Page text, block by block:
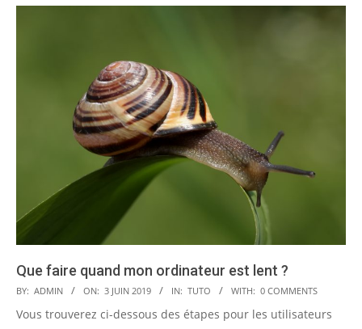
Que faire quand mon ordinateur est lent ?
2019-
06-
BY: ADMIN ON: 3 JUIN 2019 IN: TUTO WITH: 0 COMMENTS
Vous trouverez ci-dessous des étapes pour les utilisateurs